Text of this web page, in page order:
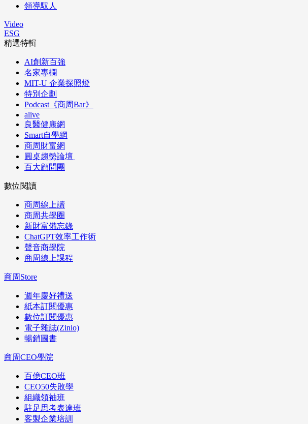
領導馭人
Video
ESG
精選特輯
AI創新百強
名家專欄
MIT-U 企業探照燈
特別企劃
Podcast《商周Bar》
alive
良醫健康網
Smart自學網
商周財富網
圓桌趨勢論壇
百大顧問團
數位閱讀
商周線上讀
商周共學圈
新財富備忘錄
ChatGPT效率工作術
聲音商學院
商周線上課程
商周Store
週年慶好禮送
紙本訂閱優惠
數位訂閱優惠
電子雜誌(Zinio)
暢銷圖書
商周CEO學院
百億CEO班
CEO50失敗學
組織領袖班
駐足思考表達班
客製企業培訓